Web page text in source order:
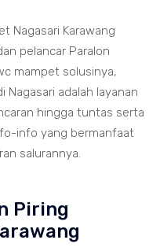
Nagasari Karawang
pelancar Paralon
mampet solusinya,
Nagasari adalah layanan
hingga tuntas serta
info yang bermanfaat
salurannya.
Piring